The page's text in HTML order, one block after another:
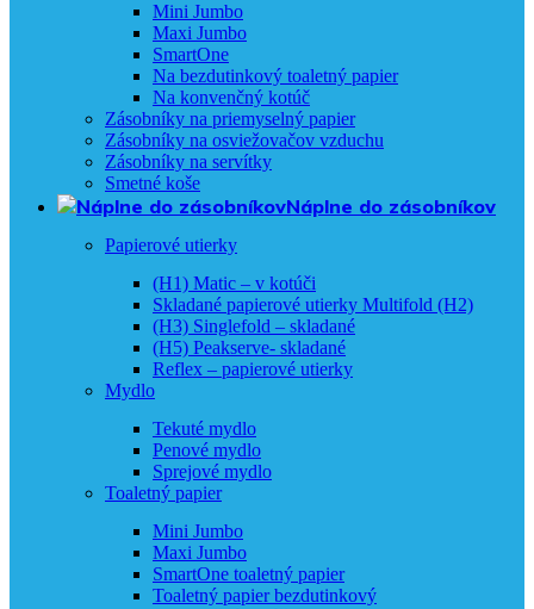
Mini Jumbo
Maxi Jumbo
SmartOne
Na bezdutinkový toaletný papier
Na konvenčný kotúč
Zásobníky na priemyselný papier
Zásobníky na osviežovačov vzduchu
Zásobníky na servítky
Smetné koše
Náplne do zásobníkov
Papierové utierky
(H1) Matic – v kotúči
Skladané papierové utierky Multifold (H2)
(H3) Singlefold – skladané
(H5) Peakserve- skladané
Reflex – papierové utierky
Mydlo
Tekuté mydlo
Penové mydlo
Sprejové mydlo
Toaletný papier
Mini Jumbo
Maxi Jumbo
SmartOne toaletný papier
Toaletný papier bezdutinkový